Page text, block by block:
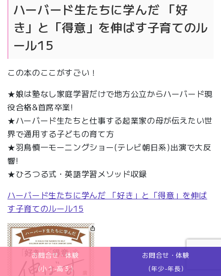
ハーバード生たちに学んだ 「好
き」と「得意」を伸ばす子育てのル
ール15
この本のここがすごい！
★娘は塾なし家庭学習だけで地方公立からハーバード現
役合格&首席卒業!
★ハーバード生たちと仕事する起業家の母が伝えたい世
界で通用する子どもの育て方
★羽鳥慎一モーニングショー(テレビ朝日系)出演で大反
響!
★ひろつる式・英語学習メソッド収録
ハーバード生たちに学んだ 「好き」と「得意」を伸ば
す子育てのルール15
お問合せ・体験
(小１-高３)
お問合せ・体験
(年少-年長)